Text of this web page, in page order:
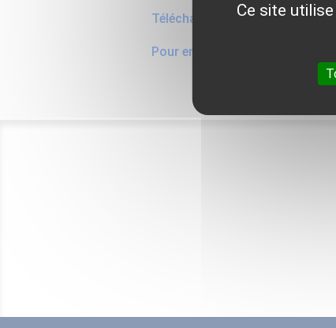
Télécharger l'analyse
Pour en savoir plus sur l'étude
Ce site